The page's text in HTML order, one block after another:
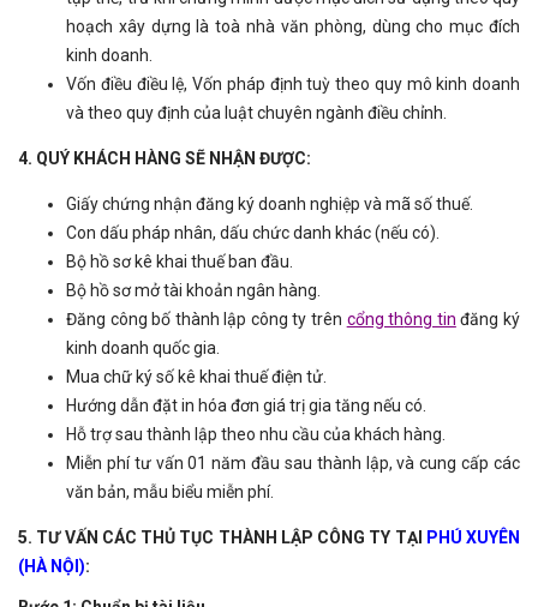
hoạch xây dựng là toà nhà văn phòng, dùng cho mục đích
kinh doanh.
Vốn điều điều lệ, Vốn pháp định tuỳ theo quy mô kinh doanh
và theo quy định của luật chuyên ngành điều chỉnh.
4. QUÝ KHÁCH HÀNG SẼ NHẬN ĐƯỢC:
Giấy chứng nhận đăng ký doanh nghiệp và mã số thuế.
Con dấu pháp nhân, dấu chức danh khác (nếu có).
Bộ hồ sơ kê khai thuế ban đầu.
Bộ hồ sơ mở tài khoản ngân hàng.
Đăng công bố thành lập công ty trên cổng thông tin đăng ký
kinh doanh quốc gia.
Mua chữ ký số kê khai thuế điện tử.
Hướng dẫn đặt in hóa đơn giá trị gia tăng nếu có.
Hỗ trợ sau thành lập theo nhu cầu của khách hàng.
Miễn phí tư vấn 01 năm đầu sau thành lập, và cung cấp các
văn bản, mẫu biểu miễn phí.
5. TƯ VẤN CÁC THỦ TỤC THÀNH LẬP CÔNG TY TẠI
PHÚ XUYÊN
(HÀ NỘI):